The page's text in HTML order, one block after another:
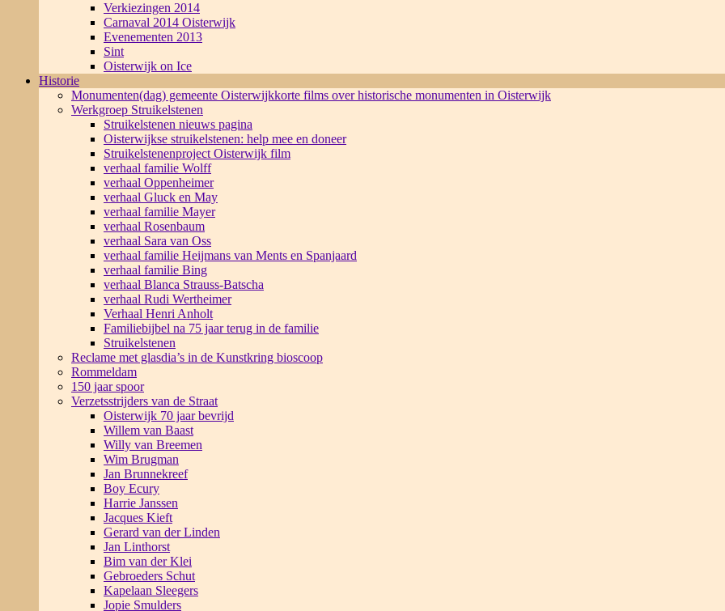
Verkiezingen 2014
Carnaval 2014 Oisterwijk
Evenementen 2013
Sint
Oisterwijk on Ice
Historie
Monumenten(dag) gemeente Oisterwijkkorte films over historische monumenten in Oisterwijk
Werkgroep Struikelstenen
Struikelstenen nieuws pagina
Oisterwijkse struikelstenen: help mee en doneer
Struikelstenenproject Oisterwijk film
verhaal familie Wolff
verhaal Oppenheimer
verhaal Gluck en May
verhaal familie Mayer
verhaal Rosenbaum
verhaal Sara van Oss
verhaal familie Heijmans van Ments en Spanjaard
verhaal familie Bing
verhaal Blanca Strauss-Batscha
verhaal Rudi Wertheimer
Verhaal Henri Anholt
Familiebijbel na 75 jaar terug in de familie
Struikelstenen
Reclame met glasdia’s in de Kunstkring bioscoop
Rommeldam
150 jaar spoor
Verzetsstrijders van de Straat
Oisterwijk 70 jaar bevrijd
Willem van Baast
Willy van Breemen
Wim Brugman
Jan Brunnekreef
Boy Ecury
Harrie Janssen
Jacques Kieft
Gerard van der Linden
Jan Linthorst
Bim van der Klei
Gebroeders Schut
Kapelaan Sleegers
Jopie Smulders